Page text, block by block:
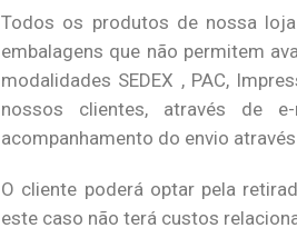
Todos os produtos de nossa
embalagens que não permitem
modalidades SEDEX , PAC,
nossos clientes, através de
acompanhamento do envio
O cliente poderá optar pela
este caso não terá custos